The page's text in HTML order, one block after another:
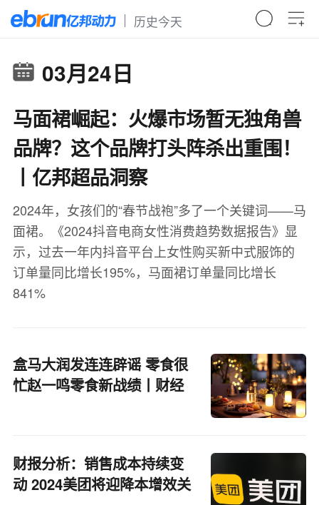
历史今天
03月24日
马面裙崛起：火爆市场暂无独角兽
品牌？这个品牌打头阵杀出重围！
丨亿邦超品洞察
2024年，女孩们的“春节战袍”多了一个关键词——马
面裙。《2024抖音电商女性消费趋势数据报告》显
示，过去一年内抖音平台上女性购买新中式服饰的
订单量同比增长195%，马面裙订单量同比增长
841%
盒马大润发连连辟谣 零食很
忙赵一鸣零食新战绩丨财经
财报分析：销售成本持续变
动 2024美团将迎降本增效关